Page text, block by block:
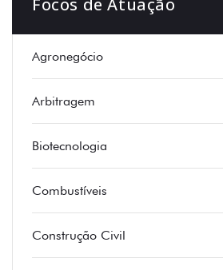
Focos de Atuação
Agronegócio
Arbitragem
Biotecnologia
Combustíveis
Construção Civil